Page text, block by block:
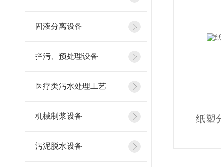
固液分离设备
拦污、预处理设备
医疗类污水处理工艺
机械制浆设备
污泥脱水设备
纸塑